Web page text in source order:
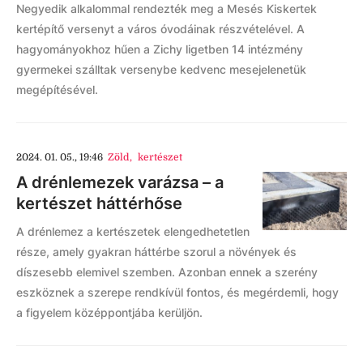
Negyedik alkalommal rendezték meg a Mesés Kiskertek
kertépítő versenyt a város óvodáinak részvételével. A
hagyományokhoz hűen a Zichy ligetben 14 intézmény
gyermekei szálltak versenybe kedvenc mesejelenetük
megépítésével.
2024. 01. 05., 19:46 Zöld, kertészet
A drénlemezek varázsa – a
kertészet háttérhőse
A drénlemez a kertészetek elengedhetetlen
része, amely gyakran háttérbe szorul a növények és
díszesebb elemivel szemben. Azonban ennek a szerény
eszköznek a szerepe rendkívül fontos, és megérdemli, hogy
a figyelem középpontjába kerüljön.